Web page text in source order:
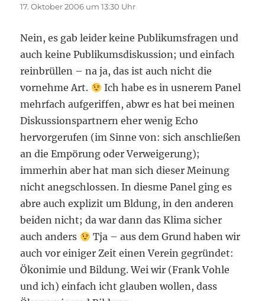
17. Oktober 2006 um 13:30 Uhr
Nein, es gab leider keine Publikumsfragen und
auch keine Publikumsdiskussion; und einfach
reinbrüllen – na ja, das ist auch nicht die
vornehme Art.
Ich habe es in usnerem Panel
mehrfach aufgeriffen, abwr es hat bei meinen
Diskussionspartnern eher wenig Echo
hervorgerufen (im Sinne von: sich anschließen
an die Empörung oder Verweigerung);
immerhin aber hat man sich dieser Meinung
nicht anegschlossen. In diesme Panel ging es
abre auch explizit um Bldung, in den anderen
beiden nicht; da war dann das Klima sicher
auch anders
Tja – aus dem Grund haben wir
auch vor einiger Zeit einen Verein gegründet:
Ökonimie und Bildung. Wei wir (Frank Vohle
und ich) einfach icht glauben wollen, dass